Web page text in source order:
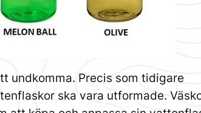
undkomma. Precis som tidigare
ska vara utformade.